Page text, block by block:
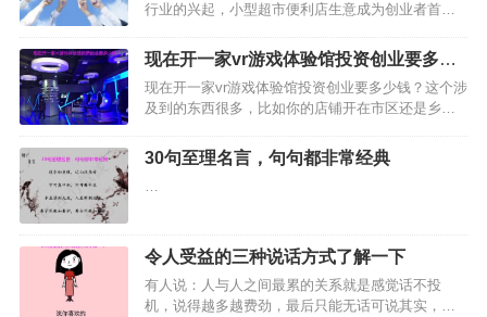
行业的兴起，小型超市便利店生意成为创业者首选
快，不需要太大的现金流来支撑、一年半左右就能
回本。这对于拥有一部分闲置资金，想创业的投资
者来说简直是很好的创业…
现在开一家vr游戏体验馆投资创业要多少
钱？
现在开一家vr游戏体验馆投资创业要多少钱？这个涉
及到的东西很多，比如你的店铺开在市区还是乡
要看你的店面有多大，设备有多少台，以及其他的
零零碎碎加起来，就能知道开一家vr游戏体验馆需要
多少钱了。…
30句至理名言，句句都非常经典
…
令人受益的三种说话方式了解一下
有人说：人与人之间最累的关系就是感觉话不投
机，说得越多越费劲，最后只能无话可说其实，想